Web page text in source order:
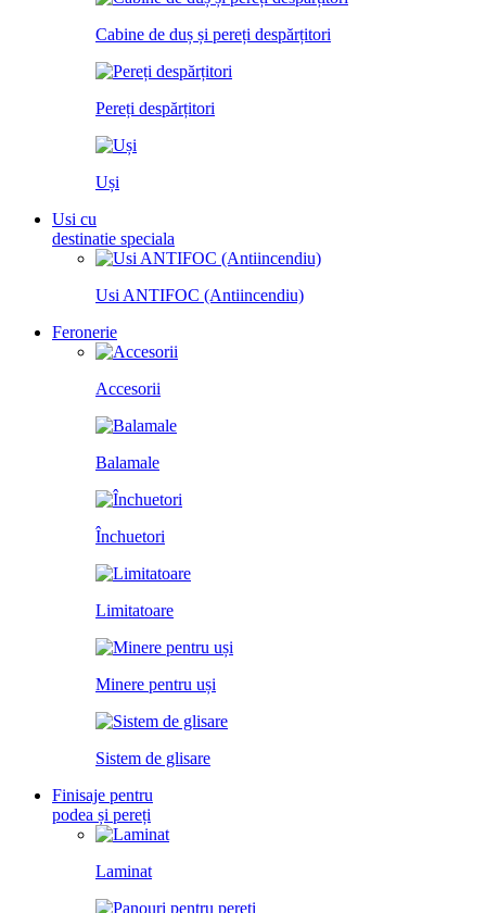
Cabine de duș și pereți despărțitori
Pereți despărțitori
Uși
Usi cu
destinatie speciala
Usi ANTIFOC (Antiincendiu)
Feronerie
Accesorii
Balamale
Închuetori
Limitatoare
Minere pentru uși
Sistem de glisare
Finisaje pentru
podea și pereți
Laminat